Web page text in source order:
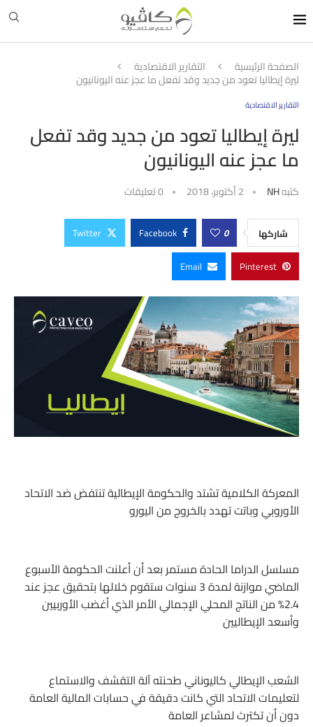
الصفحة الرئيسية التقارير الاقتصادية
ليرة إيطاليا تعود من جديد وقد تفعل ما عجز عنه اليونانيون
التقارير الاقتصادية
ليرة إيطاليا تعود من جديد وقد تفعل
ما عجز عنه اليونانيون
كتبهNH 2 أكتوبر، 2018 0 تعليقات
شاركها 0
Facebook
Twitter
Pinterest
Email
المعركة الكلامية تشتد والحكومة الإيطالية تنتفض ضد الاتحاد
الأوروبي وباتت تهدد بالخروج من اليورو
مسلسل الدراما الحادة مستمر بعد أن أعلنت الحكومة الأسبوع
الماضي موازنة لمدة 3 سنوات ستقوم خلالها بتحقيق عجز عند
2.4% من الناتج المحلي الإجمالي الأمر الذي أغضب الأوربيين
وأسعد الإيطاليين
الشعب الإيطالي كاليوناني طحنته آلة التقشف والاستماع
لتعليمات الاتحاد التي كانت دقيقة في حسابات المالية العامة
دون أن تكترث لمشاعر العامة